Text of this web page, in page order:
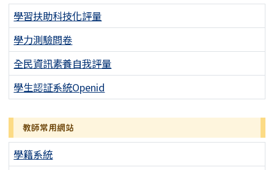
學習扶助科技化評量
學力測驗問卷
全民資訊素養自我評量
學生認証系統Openid
教師常用網站
學籍系統